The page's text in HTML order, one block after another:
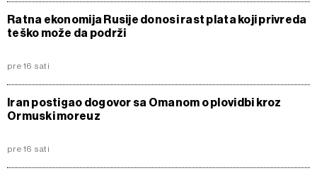
Ratna ekonomija Rusije donosi rast plata koji privreda
teško može da podrži
pre 16 sati
Iran postigao dogovor sa Omanom o plovidbi kroz
Ormuski moreuz
pre 16 sati